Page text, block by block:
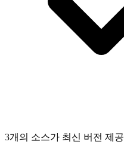
3개의 소스가 최신 버전 제공